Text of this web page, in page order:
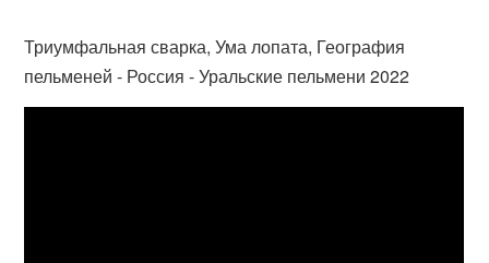
Триумфальная сварка, Ума лопата, География
пельменей - Россия - Уральские пельмени 2022